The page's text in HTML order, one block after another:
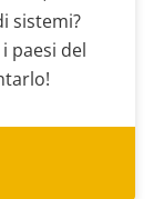
sistemi?
paesi del